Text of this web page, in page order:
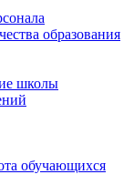
образования
школы
обучающихся